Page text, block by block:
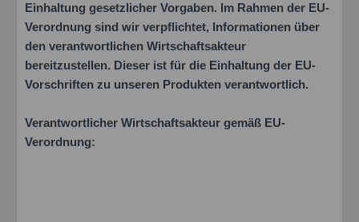
Einhaltung gesetzlicher Vorgaben. Im Rahmen der EU-
Verordnung sind wir verpflichtet, Informationen über
den verantwortlichen Wirtschaftsakteur
bereitzustellen. Dieser ist für die Einhaltung der EU-
Vorschriften zu unseren Produkten verantwortlich.
Verantwortlicher Wirtschaftsakteur gemäß EU-
Verordnung: